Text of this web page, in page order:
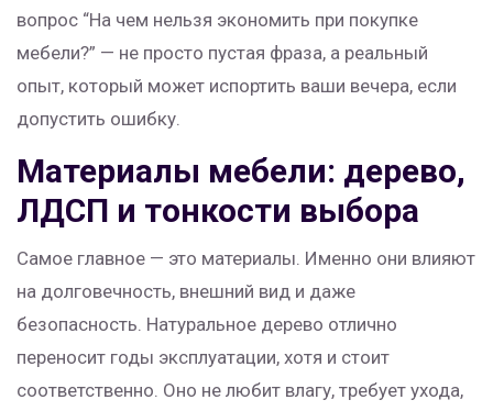
вопрос “На чем нельзя экономить при покупке
мебели?” — не просто пустая фраза, а реальный
опыт, который может испортить ваши вечера, если
допустить ошибку.
Материалы мебели: дерево,
ЛДСП и тонкости выбора
Самое главное — это материалы. Именно они влияют
на долговечность, внешний вид и даже
безопасность. Натуральное дерево отлично
переносит годы эксплуатации, хотя и стоит
соответственно. Оно не любит влагу, требует ухода,